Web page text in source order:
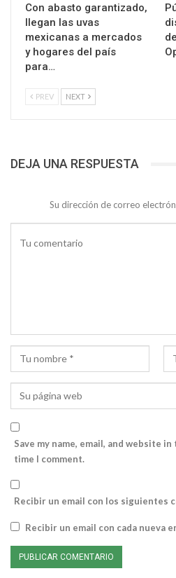
Con abasto garantizado,
llegan las uvas
mexicanas a mercados
y hogares del país
para…
PREV NEXT
DEJA UNA RESPUESTA
Su dirección de correo
Save my name, email, and website
time I comment.
Recibir un email con los siguientes
Recibir un email con cada nueva